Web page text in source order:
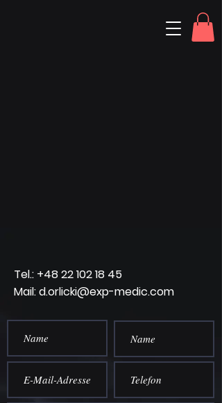
Tel.: +48 22 102 18 45
Mail: d.orlicki@exp-medic.com